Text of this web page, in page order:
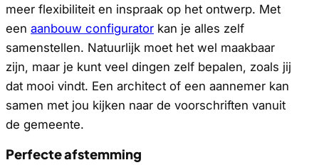
meer flexibiliteit en inspraak op het ontwerp. Met
een aanbouw configurator kan je alles zelf
samenstellen. Natuurlijk moet het wel maakbaar
zijn, maar je kunt veel dingen zelf bepalen, zoals jij
dat mooi vindt. Een architect of een aannemer kan
samen met jou kijken naar de voorschriften vanuit
de gemeente.
Perfecte afstemming